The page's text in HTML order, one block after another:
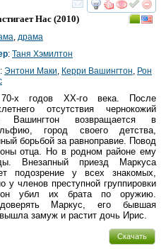
смотреть
Нас (2010)
, драма
: Таня Хэмилтон
: Энтони Маки, Керри Вашингтон, Рон
х годов XX-го века. После
отсутствия чернокожий
Вашингтон возвращается в
город своего детства,
борьбой за равноправие. Повод
отца. Но в родном районе ему
Внезапный приезд Маркуса
подозрение у всех знакомых,
у членов преступной группировки
он убил их брата по оружию.
Маркус, его бывшая
замуж и растит дочь Ирис.
Скачать